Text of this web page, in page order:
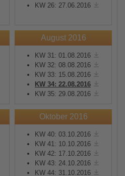
KW 26: 27.06.2016
August 2016
KW 31: 01.08.2016
KW 32: 08.08.2016
KW 33: 15.08.2016
KW 34: 22.08.2016
KW 35: 29.08.2016
Oktober 2016
KW 40: 03.10.2016
KW 41: 10.10.2016
KW 42: 17.10.2016
KW 43: 24.10.2016
KW 44: 31.10.2016